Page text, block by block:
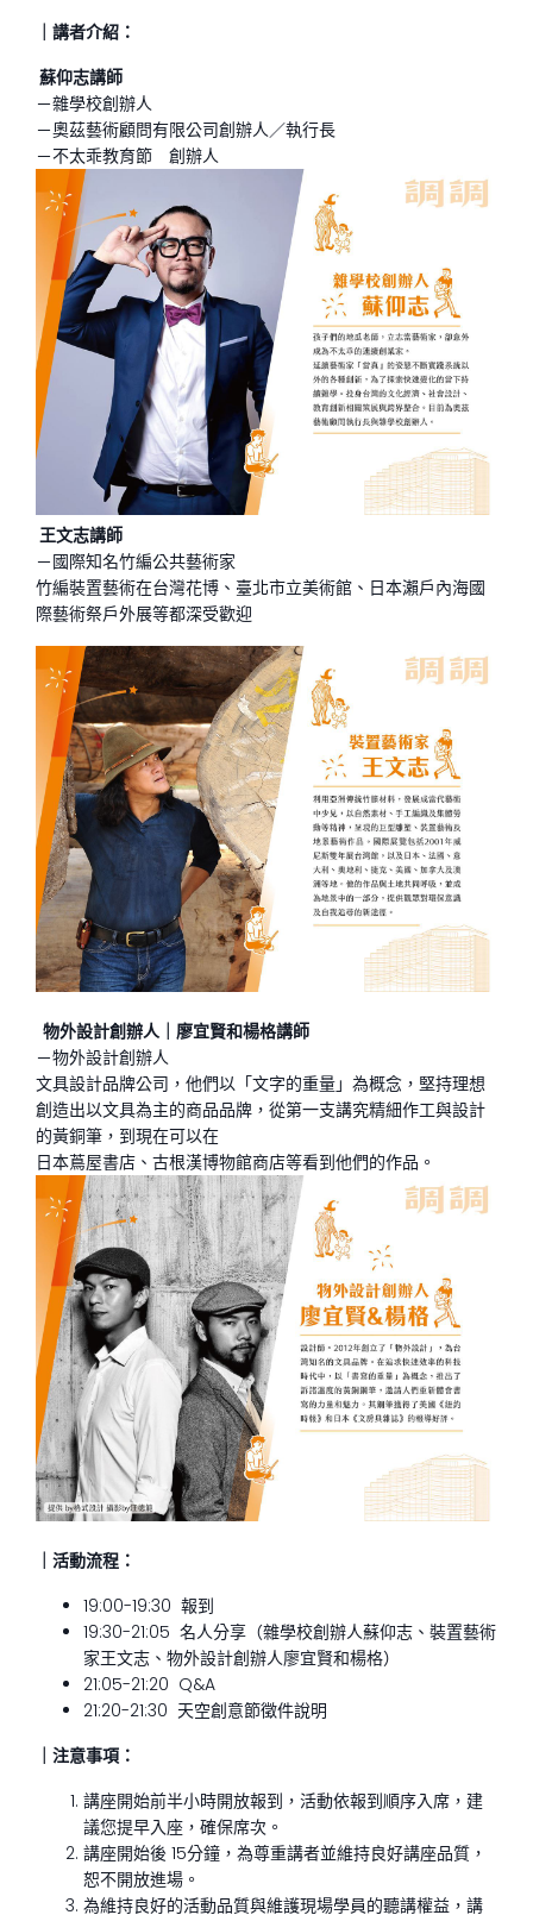
｜講者介紹：
蘇仰志講師
－雜學校創辦人
－奧茲藝術顧問有限公司創辦人／執行長
－不太乖教育節 創辦人
王文志講師
－國際知名竹編公共藝術家
竹編裝置藝術在台灣花博、臺北市立美術館、日本瀨戶內海國
際藝術祭戶外展等都深受歡迎
物外設計創辦人｜廖宜賢和楊格講師
－物外設計創辦人
文具設計品牌公司，他們以「文字的重量」為概念，堅持理想
創造出以文具為主的商品品牌，從第一支講究精細作工與設計
的黃銅筆，到現在可以在
日本蔦屋書店、古根漢博物館商店等看到他們的作品。
｜活動流程：
19:00-19:30 報到
19:30-21:05 名人分享（雜學校創辦人蘇仰志、裝置藝術
家王文志、物外設計創辦人廖宜賢和楊格）
21:05-21:20 Q&A
21:20-21:30 天空創意節徵件說明
｜注意事項：
講座開始前半小時開放報到，活動依報到順序入席，建
議您提早入座，確保席次。
講座開始後 15分鐘，為尊重講者並維持良好講座品質，
恕不開放進場。
為維持良好的活動品質與維護現場學員的聽講權益，講